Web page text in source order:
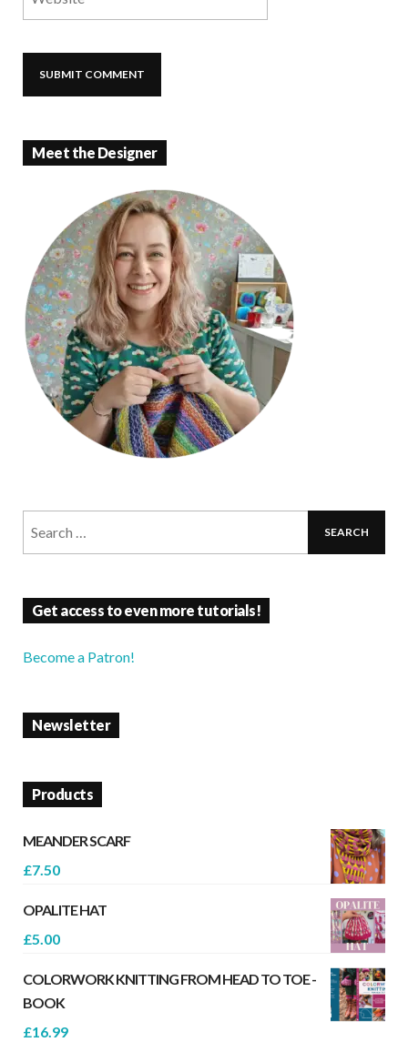
Meet the Designer
Get access to even more tutorials!
Become a Patron!
Newsletter
Products
MEANDER SCARF
£7.50
OPALITE HAT
£5.00
COLORWORK KNITTING FROM HEAD TO TOE -
BOOK
£16.99